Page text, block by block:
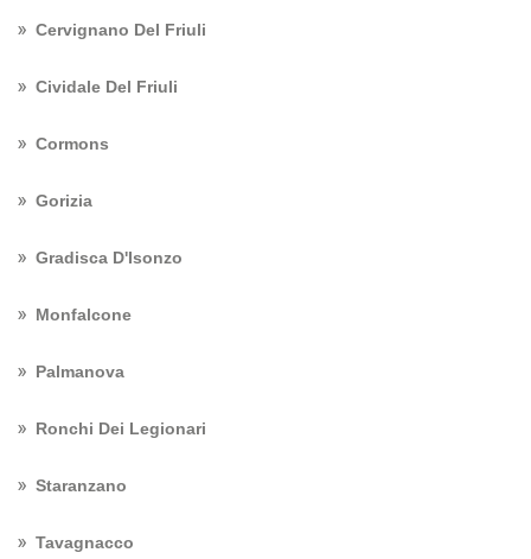
Cervignano Del Friuli
Cividale Del Friuli
Cormons
Gorizia
Gradisca D'Isonzo
Monfalcone
Palmanova
Ronchi Dei Legionari
Staranzano
Tavagnacco